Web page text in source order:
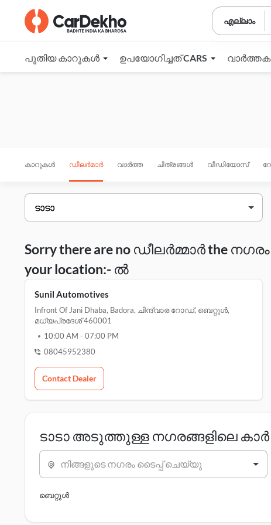
എല്ലാം
പുതിയ കാറുകൾ ഉപയോഗിച്ചത് CARS
കാറുകൾ ഡീലർമാർ വാർത്ത ചിത്രങ്ങൾ വീഡിയോസ്
Sorry there are no ഡീലർമ്മാർ the നഗരം
your location:- ൽ
Sunil Automotives
Infront Of Jani Dhaba, Badora, ചിന്ദ്വാര റോഡ്, ബെറ്റുൾ,
മധ്യപ്രദേശ് 460001
10:00 AM - 07:00 PM
08045952380
Contact Dealer
ടാടാ അടുത്തുള്ള നഗരങ്ങളിലെ
നിങ്ങളുടെ നഗരം ടൈപ്പ് ചെയ്യു
ബെറ്റുൾ